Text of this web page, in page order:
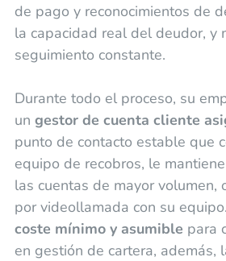
de pago y reconocimientos de
la capacidad real del deudor, y
seguimiento constante.
Durante todo el proceso, su
un gestor de cuenta cliente
punto de contacto estable que
equipo de recobros, le
las cuentas de mayor volumen,
por videollamada con su
coste mínimo y asumible para
en gestión de cartera, además,